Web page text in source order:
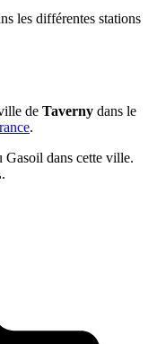
les différentes stations
de Taverny dans le
.
Gasoil dans cette ville.
.